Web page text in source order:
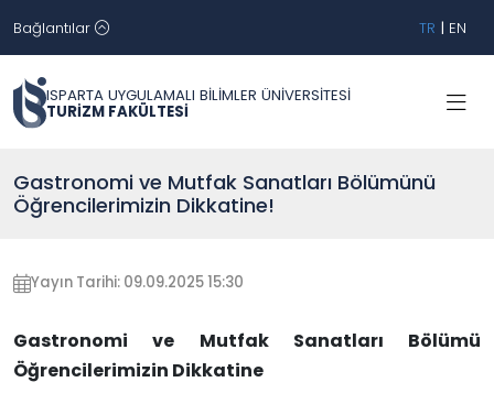
Bağlantılar TR | EN
ISPARTA UYGULAMALI BİLİMLER ÜNİVERSİTESİ
TURİZM FAKÜLTESİ
Gastronomi ve Mutfak Sanatları Bölümünü
Öğrencilerimizin Dikkatine!
Yayın Tarihi: 09.09.2025 15:30
Gastronomi ve Mutfak Sanatları Bölümü
Öğrencilerimizin Dikkatine